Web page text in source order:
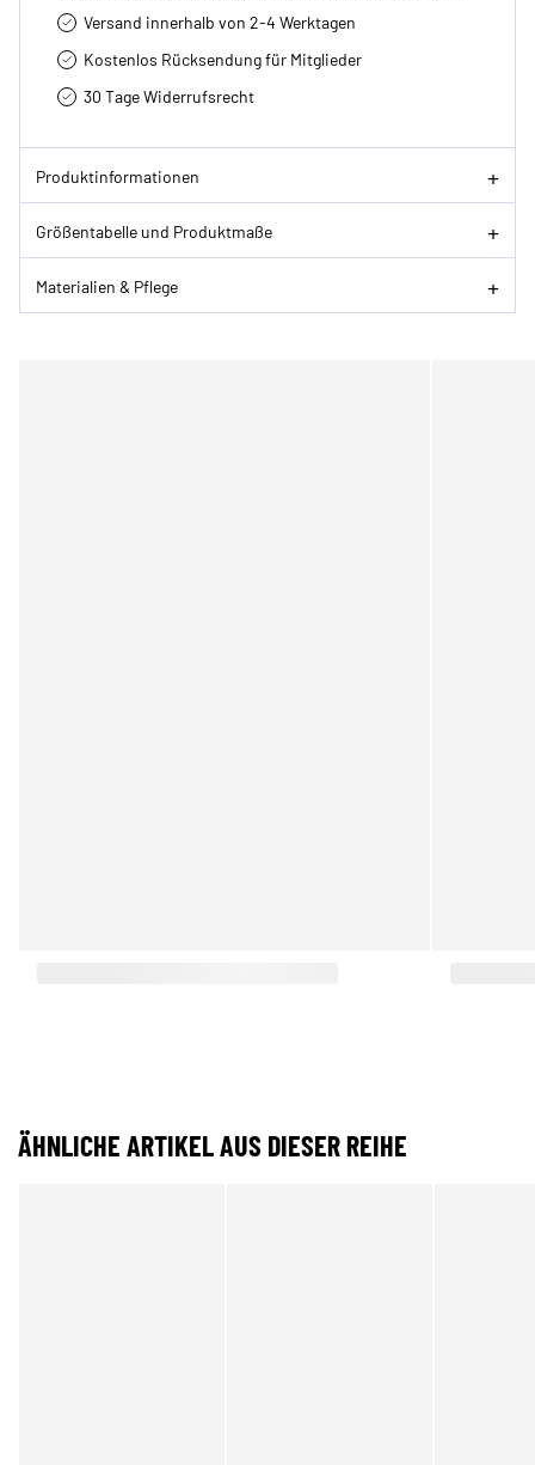
Versand innerhalb von 2-4 Werktagen
Kostenlos Rücksendung für Mitglieder
30 Tage Widerrufsrecht
Produktinformationen
Größentabelle und Produktmaße
Materialien & Pflege
ÄHNLICHE ARTIKEL AUS DIESER REIHE